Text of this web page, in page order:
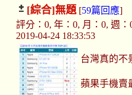
[綜合]無題[59篇回應]
評分：0, 年：0, 月：0, 週：
2019-04-24 18:33:53
台灣真的不
蘋果手機賣